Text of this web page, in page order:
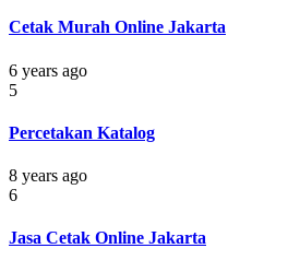
Cetak Murah Online Jakarta
6 years ago
5
Percetakan Katalog
8 years ago
6
Jasa Cetak Online Jakarta